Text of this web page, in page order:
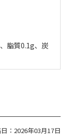
脂質0.1g、炭
： 2026年03月17日